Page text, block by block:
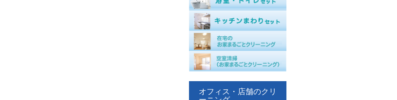
オフィス・店舗のクリ